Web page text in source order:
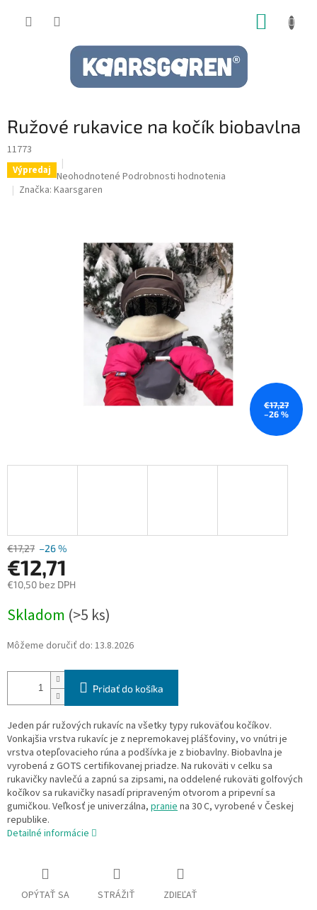
Ružové rukavice na kočík biobavlna
11773
Výpredaj Priemerné
hodnotenie
hviezdičiek.
Neohodnotené Podrobnosti hodnotenia
Značka: Kaarsgaren
€17,27
–26 %
€17,27 –26 %
€12,71
€10,50 bez DPH
cena:
Skladom (>5 ks)
Môžeme doručiť do: 13.8.2026
Pridať do košíka
Jeden pár ružových rukavíc na všetky typy rukoväťou kočíkov.
Vonkajšia vrstva rukavíc je z nepremokavej plášťoviny, vo vnútri je
vrstva otepľovacieho rúna a podšívka je z biobavlny. Biobavlna je
vyrobená z GOTS certifikovanej priadze. Na rukoväti v celku sa
rukavičky navlečú a zapnú sa zipsami, na oddelené rukoväti golfových
kočíkov sa rukavičky nasadí pripraveným otvorom a pripevní sa
gumičkou. Veľkosť je univerzálna, praniena 30 C, vyrobené v Českej
republike.
Detailné informácie
OPÝTAŤ SA STRÁŽIŤ ZDIEĽAŤ